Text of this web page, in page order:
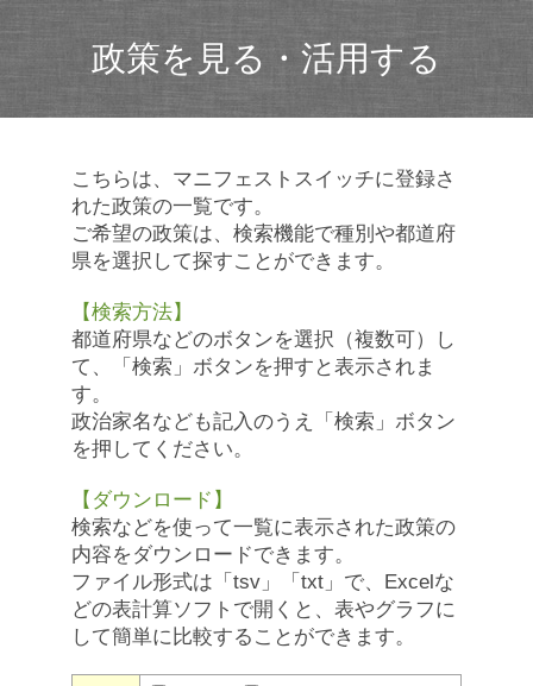
政策を見る・活用する
こちらは、マニフェストスイッチに登録さ
れた政策の一覧です。
ご希望の政策は、検索機能で種別や都道府
県を選択して探すことができます。
【検索方法】
都道府県などのボタンを選択（複数可）し
て、「検索」ボタンを押すと表示されま
す。
政治家名なども記入のうえ「検索」ボタン
を押してください。
【ダウンロード】
検索などを使って一覧に表示された政策の
内容をダウンロードできます。
ファイル形式は「tsv」「txt」で、Excelな
どの表計算ソフトで開くと、表やグラフに
して簡単に比較することができます。